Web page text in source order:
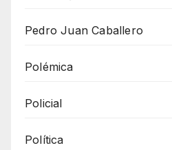
Pedro Juan Caballero
Polémica
Policial
Política